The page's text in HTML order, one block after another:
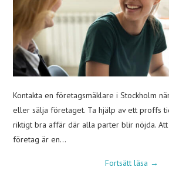
Kontakta en företagsmäklare i Stockholm
eller sälja företaget. Ta hjälp av ett proffs
riktigt bra affär där alla parter blir nöjda.
företag är en…
Fortsätt läsa →